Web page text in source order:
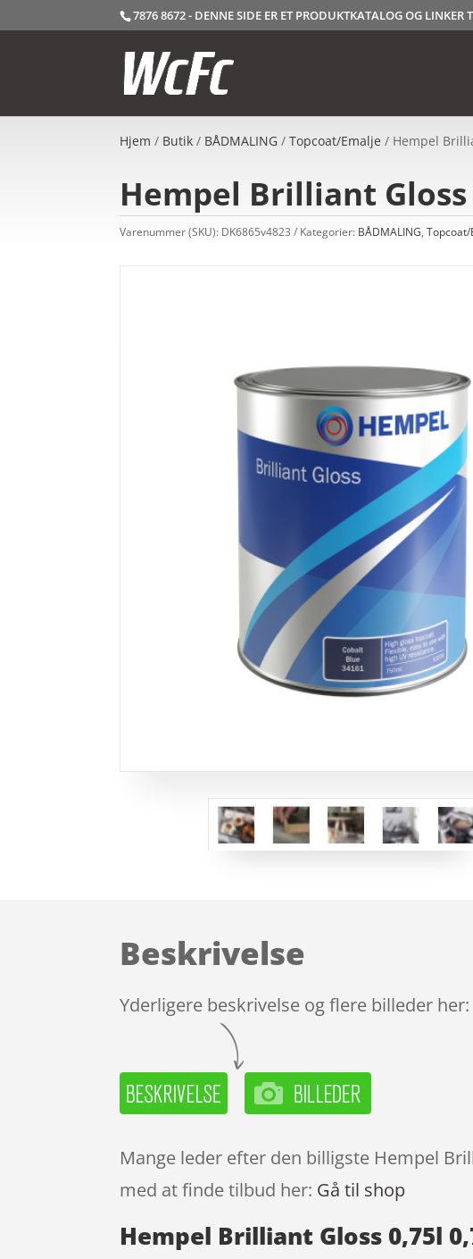
7876 8672 - DENNE SIDE ER ET PRODUKTKATALOG OG LINKER
Hjem / Butik / BÅDMALING /Topcoat/Emalje / Hempel
Hempel Brilliant Gloss
Varenummer (SKU): DK6865v4823 Kategorier: BÅDMALING,Topcoat/
Beskrivelse
Yderligere beskrivelse og flere billeder her:
Mange leder efter den billigste Hempel
med at finde tilbud her: Gå til shop
Hempel Brilliant Gloss 0,75l